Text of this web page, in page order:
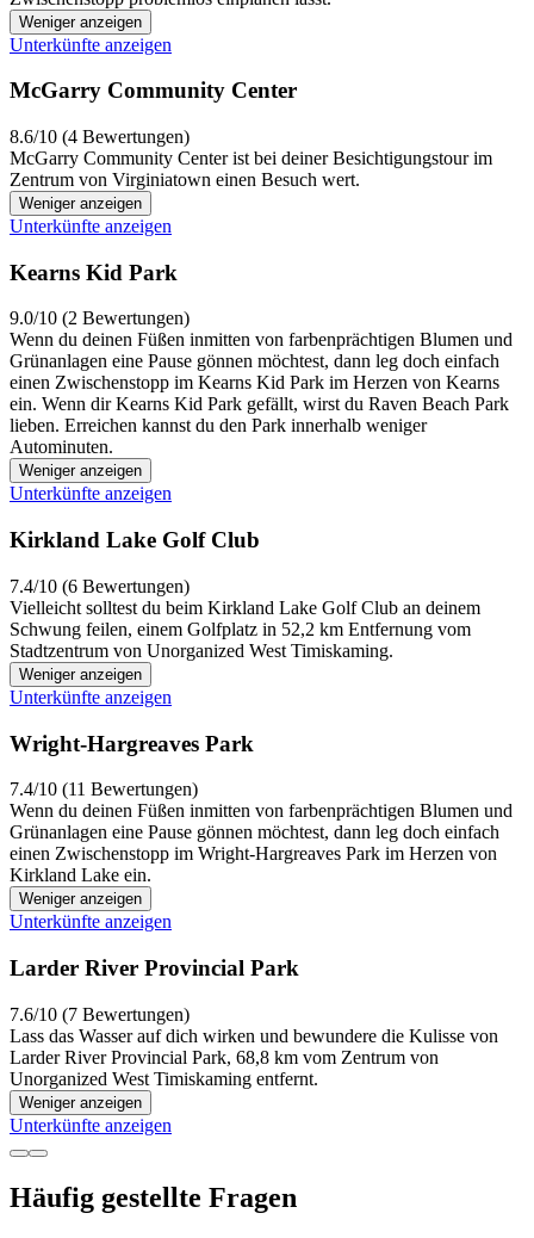
Weniger anzeigen
Unterkünfte anzeigen
McGarry Community Center
8.6/10 (4 Bewertungen)
McGarry Community Center ist bei deiner Besichtigungstour im
Zentrum von Virginiatown einen Besuch wert.
Weniger anzeigen
Unterkünfte anzeigen
Kearns Kid Park
9.0/10 (2 Bewertungen)
Wenn du deinen Füßen inmitten von farbenprächtigen Blumen und
Grünanlagen eine Pause gönnen möchtest, dann leg doch einfach
einen Zwischenstopp im Kearns Kid Park im Herzen von Kearns
ein. Wenn dir Kearns Kid Park gefällt, wirst du Raven Beach Park
lieben. Erreichen kannst du den Park innerhalb weniger
Autominuten.
Weniger anzeigen
Unterkünfte anzeigen
Kirkland Lake Golf Club
7.4/10 (6 Bewertungen)
Vielleicht solltest du beim Kirkland Lake Golf Club an deinem
Schwung feilen, einem Golfplatz in 52,2 km Entfernung vom
Stadtzentrum von Unorganized West Timiskaming.
Weniger anzeigen
Unterkünfte anzeigen
Wright-Hargreaves Park
7.4/10 (11 Bewertungen)
Wenn du deinen Füßen inmitten von farbenprächtigen Blumen und
Grünanlagen eine Pause gönnen möchtest, dann leg doch einfach
einen Zwischenstopp im Wright-Hargreaves Park im Herzen von
Kirkland Lake ein.
Weniger anzeigen
Unterkünfte anzeigen
Larder River Provincial Park
7.6/10 (7 Bewertungen)
Lass das Wasser auf dich wirken und bewundere die Kulisse von
Larder River Provincial Park, 68,8 km vom Zentrum von
Unorganized West Timiskaming entfernt.
Weniger anzeigen
Unterkünfte anzeigen
Häufig gestellte Fragen